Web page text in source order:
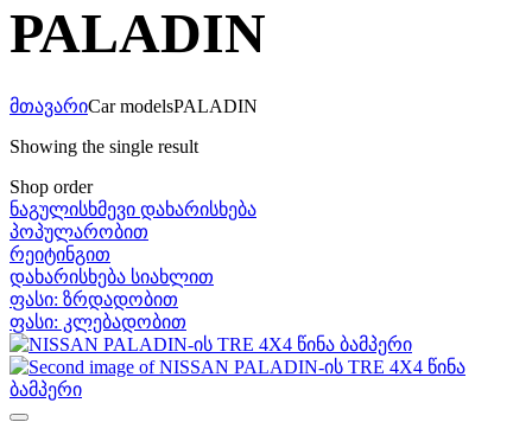
PALADIN
მთავარიCar modelsPALADIN
Showing the single result
Shop order
ნაგულისხმევი დახარისხება
პოპულარობით
რეიტინგით
დახარისხება სიახლით
ფასი: ზრდადობით
ფასი: კლებადობით